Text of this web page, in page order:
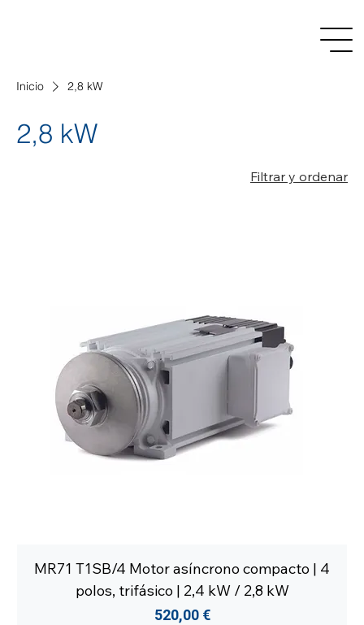
Inicio 2,8 kW
2,8 kW
Filtrar y ordenar
MR71 T1SB/4 Motor asíncrono compacto | 4
polos, trifásico | 2,4 kW / 2,8 kW
Precio
520,00 €